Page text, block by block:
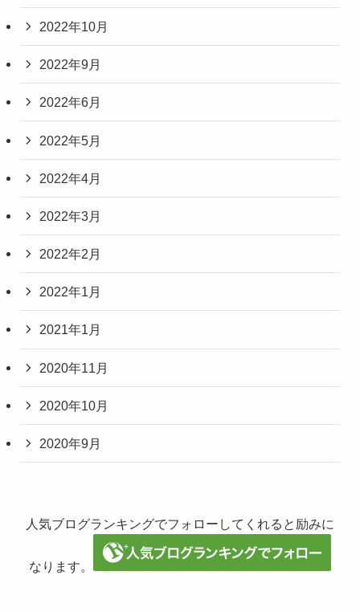
2022年10月
2022年9月
2022年6月
2022年5月
2022年4月
2022年3月
2022年2月
2022年1月
2021年1月
2020年11月
2020年10月
2020年9月
人気ブログランキングでフォローしてくれると励みに
なります。